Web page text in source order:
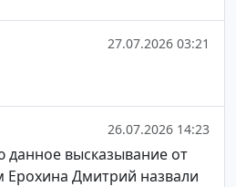
27.07.2026 03:21
26.07.2026 14:23
высказывание от
Ерохина Дмитрий назвали